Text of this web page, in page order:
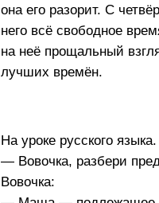
она его разорит. С
него всё свободное
на неё прощальный
лучших времён.
На уроке русского
— Вовочка, разбери
Вовочка: